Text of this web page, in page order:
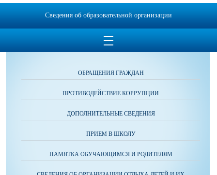
ОБРАЩЕНИЯ ГРАЖДАН
ПРОТИВОДЕЙСТВИЕ КОРРУПЦИИ
ДОПОЛНИТЕЛЬНЫЕ СВЕДЕНИЯ
ПРИЕМ В ШКОЛУ
ПАМЯТКА ОБУЧАЮЩИМСЯ И РОДИТЕЛЯМ
Сведения об образовательной организации